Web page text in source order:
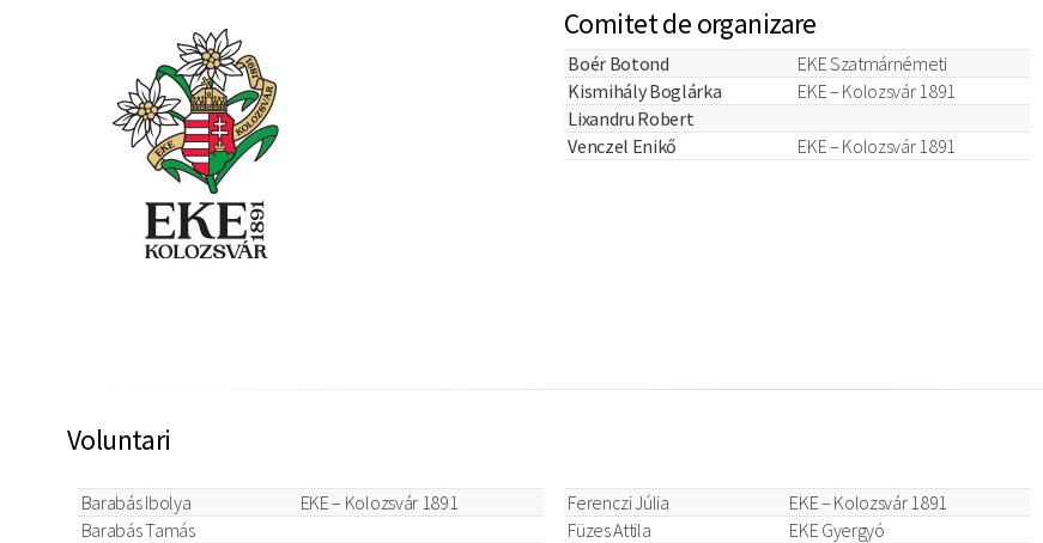
Comitet de organizare
Boér Botond
EKE Szatmárnémeti
Kismihály Boglárka
EKE – Kolozsvár 1891
Lixandru Robert
Venczel Enikő
EKE – Kolozsvár 1891
Voluntari
Barabás Ibolya
EKE – Kolozsvár 1891
Barabás Tamás
Ferenczi Júlia
EKE – Kolozsvár 1891
Füzes Attila
EKE Gyergyó